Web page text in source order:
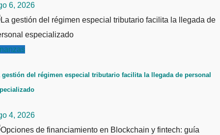
6, 2026
gestión del régimen especial tributario facilita la llegada de personal
4, 2026